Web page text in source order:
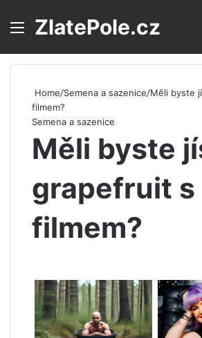
Menu
ZlatePole.cz
Home/Semena a sazenice/Měli byste
filmem?
Semena a sazenice
Měli byste
grapefruit s
filmem?